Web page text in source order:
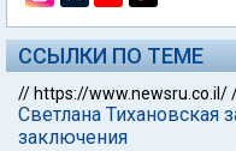
ССЫЛКИ ПО ТЕМЕ
// https://www.newsru.co.il/
Светлана Тихановская
заключения